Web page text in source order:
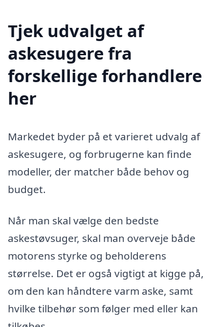
Tjek udvalget af
askesugere fra
forskellige forhandlere
her
Markedet byder på et varieret udvalg af
askesugere, og forbrugerne kan finde
modeller, der matcher både behov og
budget.
Når man skal vælge den bedste
askestøvsuger, skal man overveje både
motorens styrke og beholderens
størrelse. Det er også vigtigt at kigge på,
om den kan håndtere varm aske, samt
hvilke tilbehør som følger med eller kan